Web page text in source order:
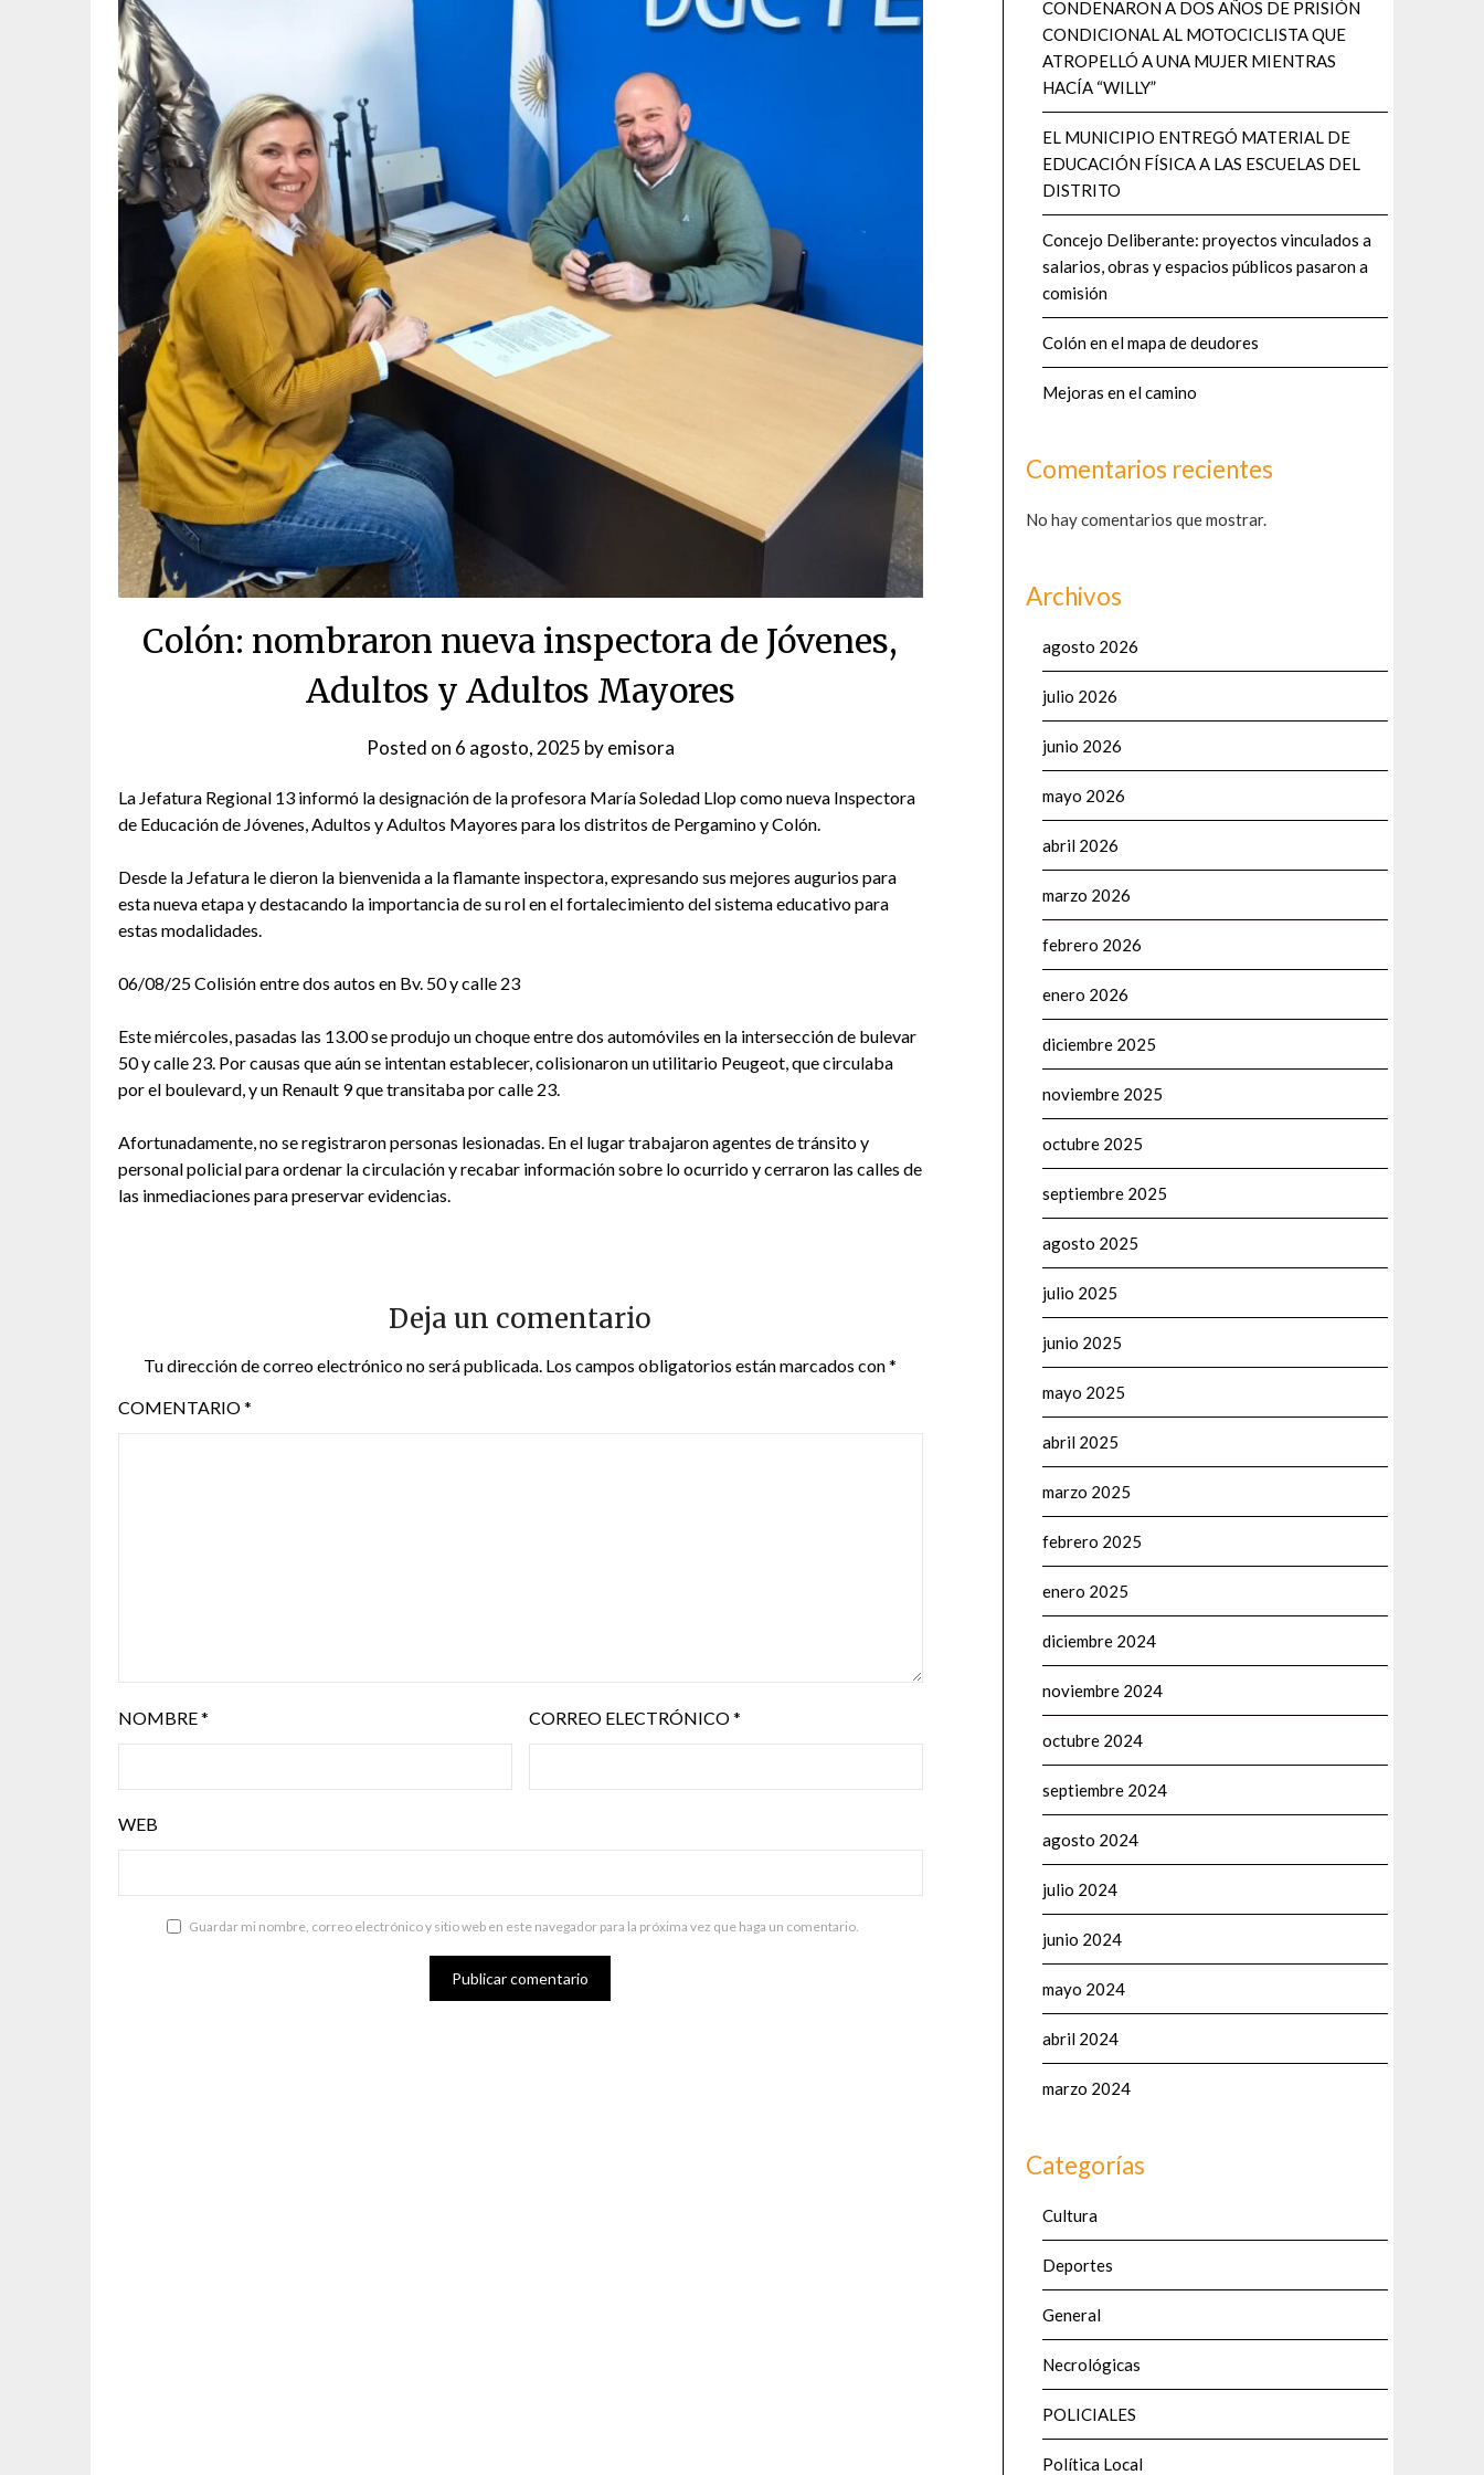
Colón: nombraron nueva inspectora de Jóvenes,
Adultos y Adultos Mayores
Posted on 6 agosto, 2025 byemisora
La Jefatura Regional 13 informó la designación de la profesora María Soledad Llop como nueva Inspectora
de Educación de Jóvenes, Adultos y Adultos Mayores para los distritos de Pergamino y Colón.
Desde la Jefatura le dieron la bienvenida a la flamante inspectora, expresando sus mejores augurios para
esta nueva etapa y destacando la importancia de su rol en el fortalecimiento del sistema educativo para
estas modalidades.
06/08/25 Colisión entre dos autos en Bv. 50 y calle 23
Este miércoles, pasadas las 13.00 se produjo un choque entre dos automóviles en la intersección de bulevar
50 y calle 23. Por causas que aún se intentan establecer, colisionaron un utilitario Peugeot, que circulaba
por el boulevard, y un Renault 9 que transitaba por calle 23.
Afortunadamente, no se registraron personas lesionadas. En el lugar trabajaron agentes de tránsito y
personal policial para ordenar la circulación y recabar información sobre lo ocurrido y cerraron las calles de
las inmediaciones para preservar evidencias.
Deja un comentario
Tu dirección de correo electrónico no será publicada. Los campos obligatorios están marcados con*
COMENTARIO*
NOMBRE* CORREO ELECTRÓNICO*
WEB
Guardar mi nombre, correo electrónico y sitio web en este navegador para la próxima vez que haga un comentario.
CONDENARON A DOS AÑOS DE PRISIÓN
CONDICIONAL AL MOTOCICLISTA QUE
ATROPELLÓ A UNA MUJER MIENTRAS
HACÍA “WILLY”
EL MUNICIPIO ENTREGÓ MATERIAL DE
EDUCACIÓN FÍSICA A LAS ESCUELAS DEL
DISTRITO
Concejo Deliberante: proyectos vinculados a
salarios, obras y espacios públicos pasaron a
comisión
Colón en el mapa de deudores
Mejoras en el camino
Comentarios recientes
No hay comentarios que mostrar.
Archivos
agosto 2026
julio 2026
junio 2026
mayo 2026
abril 2026
marzo 2026
febrero 2026
enero 2026
diciembre 2025
noviembre 2025
octubre 2025
septiembre 2025
agosto 2025
julio 2025
junio 2025
mayo 2025
abril 2025
marzo 2025
febrero 2025
enero 2025
diciembre 2024
noviembre 2024
octubre 2024
septiembre 2024
agosto 2024
julio 2024
junio 2024
mayo 2024
abril 2024
marzo 2024
Categorías
Cultura
Deportes
General
Necrológicas
POLICIALES
Política Local